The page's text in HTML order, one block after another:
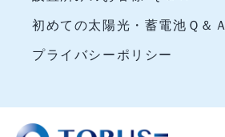
初めての太陽光・蓄電池Ｑ＆Ａ
プライバシーポリシー